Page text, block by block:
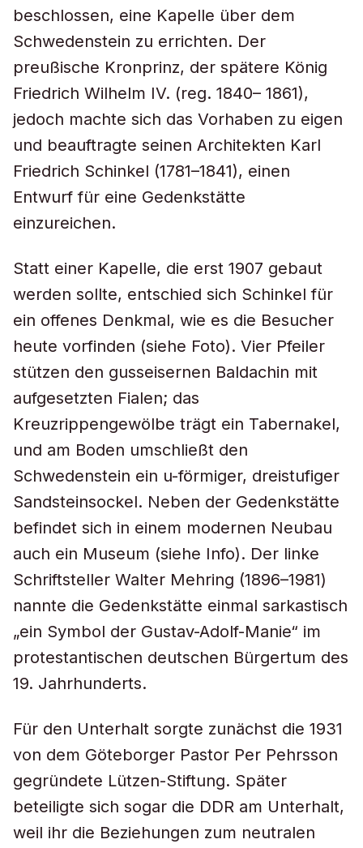
beschlossen, eine Kapelle über dem
Schwedenstein zu errichten. Der
preußische Kronprinz, der spätere König
Friedrich Wilhelm IV. (reg. 1840– 1861),
jedoch machte sich das Vorhaben zu eigen
und beauftragte seinen Architekten Karl
Friedrich Schinkel (1781–1841), einen
Entwurf für eine Gedenkstätte
einzureichen.
Statt einer Kapelle, die erst 1907 gebaut
werden sollte, entschied sich Schinkel für
ein offenes Denkmal, wie es die Besucher
heute vorfinden (siehe Foto). Vier Pfeiler
stützen den gusseisernen Baldachin mit
aufgesetzten Fialen; das
Kreuzrippengewölbe trägt ein Tabernakel,
und am Boden umschließt den
Schwedenstein ein u-förmiger, dreistufiger
Sandsteinsockel. Neben der Gedenkstätte
befindet sich in einem modernen Neubau
auch ein Museum (siehe Info). Der linke
Schriftsteller Walter Mehring (1896–1981)
nannte die Gedenkstätte einmal sarkastisch
„ein Symbol der Gustav-Adolf-Manie“ im
protestantischen deutschen Bürgertum des
19. Jahrhunderts.
Für den Unterhalt sorgte zunächst die 1931
von dem Göteborger Pastor Per Pehrsson
gegründete Lützen-Stiftung. Später
beteiligte sich sogar die DDR am Unterhalt,
weil ihr die Beziehungen zum neutralen